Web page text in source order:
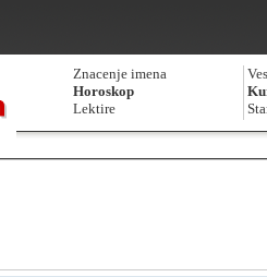
Znacenje imena
Horoskop
Lektire